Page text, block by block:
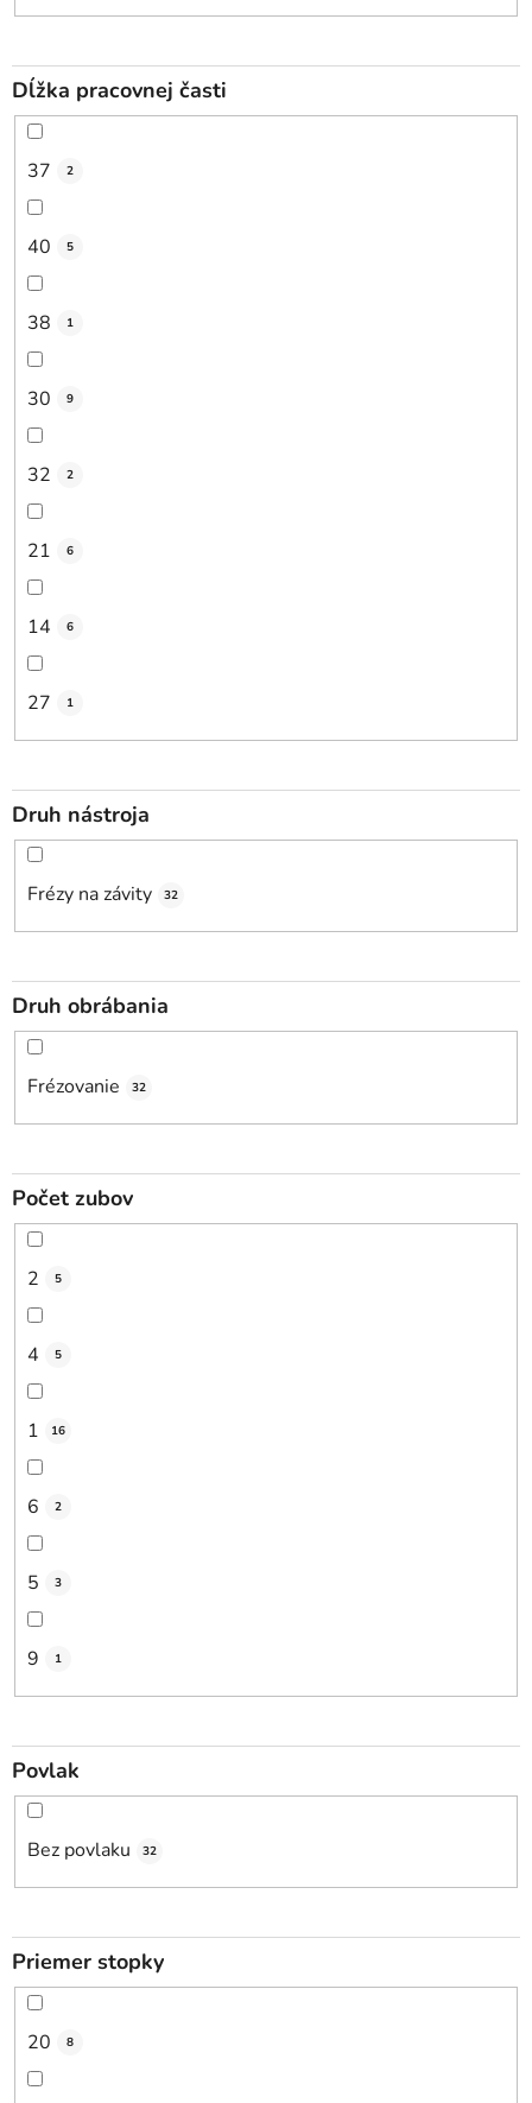
Dĺžka pracovnej časti
37 2
40 5
38 1
30 9
32 2
21 6
14 6
27 1
Druh nástroja
Frézy na závity 32
Druh obrábania
Frézovanie 32
Počet zubov
2 5
4 5
1 16
6 2
5 3
9 1
Povlak
Bez povlaku 32
Priemer stopky
20 8